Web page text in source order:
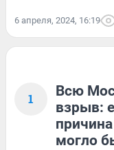
6 апреля, 2024, 16:19
1
Всю
взрыв:
могло